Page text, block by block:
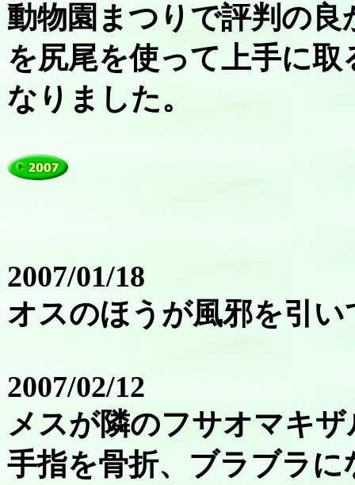
動物園まつりで評判の
を尻尾を使って上手に
なりました。
2007/01/18
オスのほうが風邪を引
2007/02/12
メスが隣のフサオマキ
手指を骨折、ブラブラ